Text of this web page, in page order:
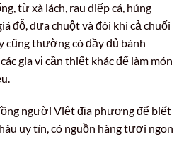
từ xà lách, rau diếp cá, húng
đỗ, dưa chuột và đôi khi cả chuối
cũng thường có đầy đủ bánh
gia vị cần thiết khác để làm món
người Việt địa phương để biết
uy tín, có nguồn hàng tươi ngon